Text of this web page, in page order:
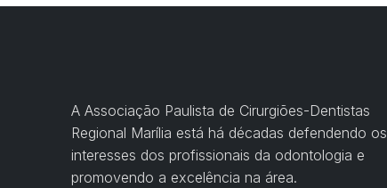
A Associação Paulista de Cirurgiões-Dentistas
Regional Marília está há décadas defendendo os
interesses dos profissionais da odontologia e
promovendo a excelência na área.